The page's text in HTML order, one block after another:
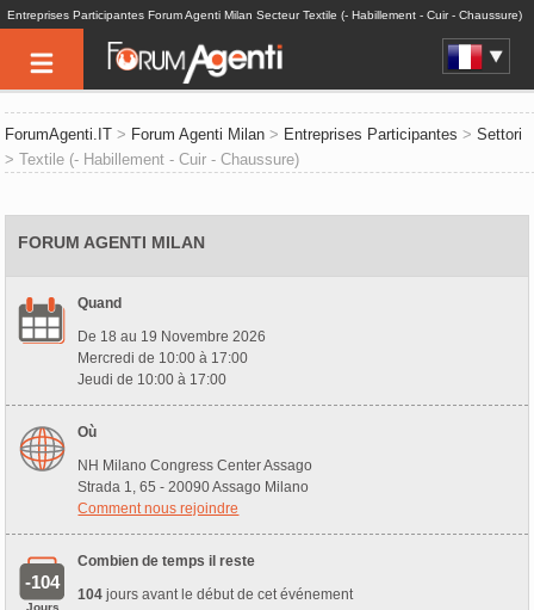
Entreprises Participantes Forum Agenti Milan Secteur Textile (- Habillement - Cuir - Chaussure)
ForumAgenti.IT > Forum Agenti Milan > Entreprises Participantes >Settori
> Textile (- Habillement - Cuir - Chaussure)
FORUM AGENTI MILAN
Quand
De 18 au 19 Novembre 2026
Mercredi de 10:00 à 17:00
Jeudi de 10:00 à 17:00
Où
NH Milano Congress Center Assago
Strada 1, 65 - 20090 Assago Milano
Comment nous rejoindre
-104
Jours
Combien de temps il reste
104 jours avant le début de cet événement